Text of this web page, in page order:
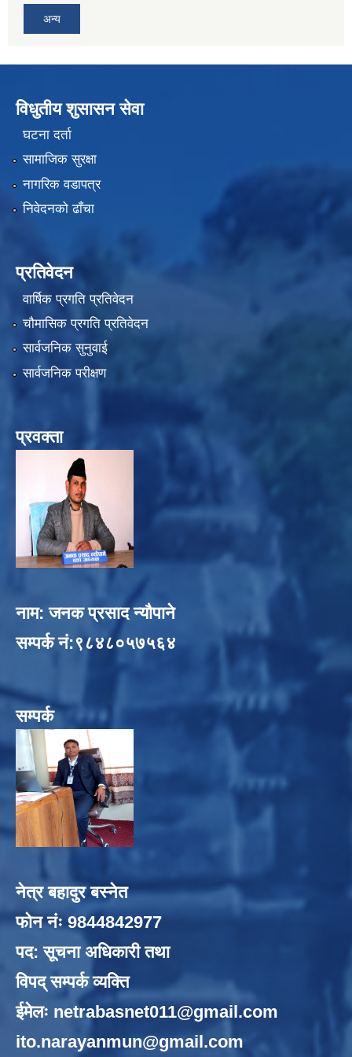
अन्य
विधुतीय शुसासन सेवा
घटना दर्ता
सामाजिक सुरक्षा
नागरिक वडापत्र
निवेदनको ढाँचा
प्रतिवेदन
वार्षिक प्रगति प्रतिवेदन
चौमासिक प्रगति प्रतिवेदन
सार्वजनिक सुनुवाई
सार्वजनिक परीक्षण
प्रवक्ता
नाम: जनक प्रसाद न्यौपाने
सम्पर्क नं:९८४८०५७५६४
सम्पर्क
नेत्र बहादुर बस्नेत
फोन नंः 9844842977
पद: सूचना अधिकारी तथा
विपद् सम्पर्क व्यक्ति
ईमेलः netrabasnet011@gmail.com
ito.narayanmun@gmail.com